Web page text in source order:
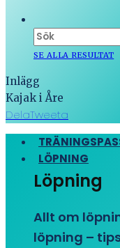
SE ALLA RESULTAT
Inlägg
Kajak i Åre
DelaTweeta
LÖPNING
Löpning
Allt om
löpning –